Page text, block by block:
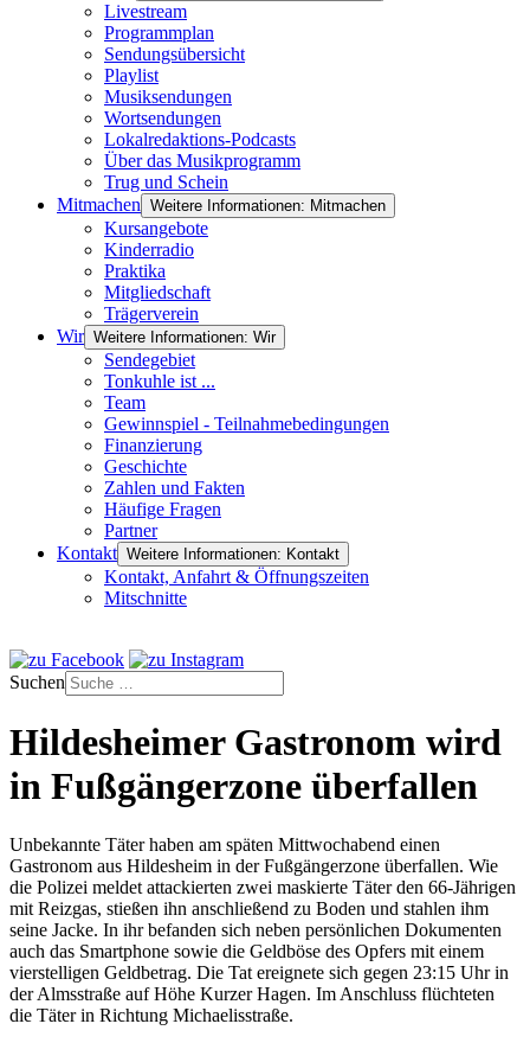
Livestream
Programmplan
Sendungsübersicht
Playlist
Musiksendungen
Wortsendungen
Lokalredaktions-Podcasts
Über das Musikprogramm
Trug und Schein
Mitmachen Weitere Informationen: Mitmachen
Kursangebote
Kinderradio
Praktika
Mitgliedschaft
Trägerverein
Wir Weitere Informationen: Wir
Sendegebiet
Tonkuhle ist ...
Team
Gewinnspiel - Teilnahmebedingungen
Finanzierung
Geschichte
Zahlen und Fakten
Häufige Fragen
Partner
Kontakt Weitere Informationen: Kontakt
Kontakt, Anfahrt & Öffnungszeiten
Mitschnitte
Suchen
Hildesheimer Gastronom wird
in Fußgängerzone überfallen
Unbekannte Täter haben am späten Mittwochabend einen
Gastronom aus Hildesheim in der Fußgängerzone überfallen. Wie
die Polizei meldet attackierten zwei maskierte Täter den 66-Jährigen
mit Reizgas, stießen ihn anschließend zu Boden und stahlen ihm
seine Jacke. In ihr befanden sich neben persönlichen Dokumenten
auch das Smartphone sowie die Geldböse des Opfers mit einem
vierstelligen Geldbetrag. Die Tat ereignete sich gegen 23:15 Uhr in
der Almsstraße auf Höhe Kurzer Hagen. Im Anschluss flüchteten
die Täter in Richtung Michaelisstraße.